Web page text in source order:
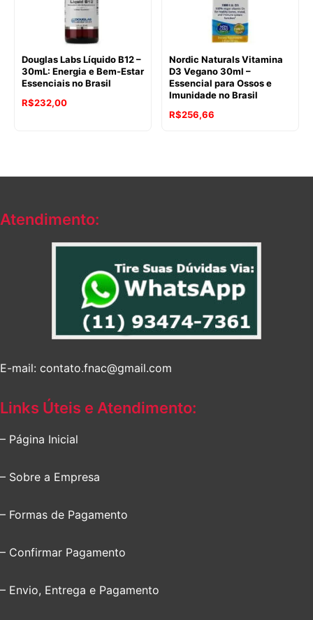
Douglas Labs Líquido B12 –
30mL: Energia e Bem-Estar
Essenciais no Brasil
R$232,00
Nordic Naturals Vitamina
D3 Vegano 30ml –
Essencial para Ossos e
Imunidade no Brasil
R$256,66
Atendimento:
E-mail: contato.fnac@gmail.com
Links Úteis e Atendimento:
– Página Inicial
– Sobre a Empresa
– Formas de Pagamento
– Confirmar Pagamento
– Envio, Entrega e Pagamento